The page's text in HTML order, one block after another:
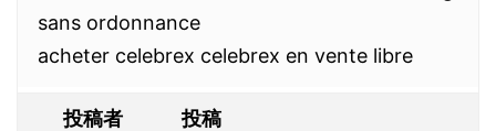
sans ordonnance
acheter celebrex celebrex en vente libre
投稿者 投稿